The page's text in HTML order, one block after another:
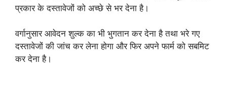
प्रकार के दस्तावेजों को अच्छे से भर देना है।
वर्गानुसार आवेदन शुल्क का भी भुगतान कर देना है तथा भरे गए
दस्तावेजों की जांच कर लेना होगा और फिर अपने फार्म को सबमिट
कर देना है।